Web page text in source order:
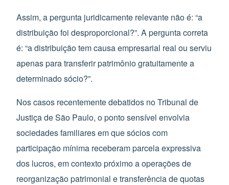
Assim, a pergunta juridicamente relevante não é: “a
distribuição foi desproporcional?”. A pergunta correta
é: “a distribuição tem causa empresarial real ou serviu
apenas para transferir patrimônio gratuitamente a
determinado sócio?”.
Nos casos recentemente debatidos no Tribunal de
Justiça de São Paulo, o ponto sensível envolvia
sociedades familiares em que sócios com
participação mínima receberam parcela expressiva
dos lucros, em contexto próximo a operações de
reorganização patrimonial e transferência de quotas